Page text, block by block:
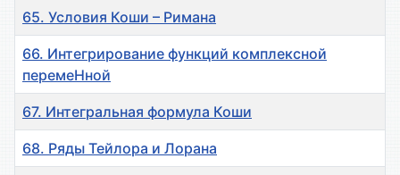
65. Условия Коши – Римана
66. Интегрирование функций комплексной
перемеНной
67. Интегральная формула Коши
68. Ряды Тейлора и Лорана